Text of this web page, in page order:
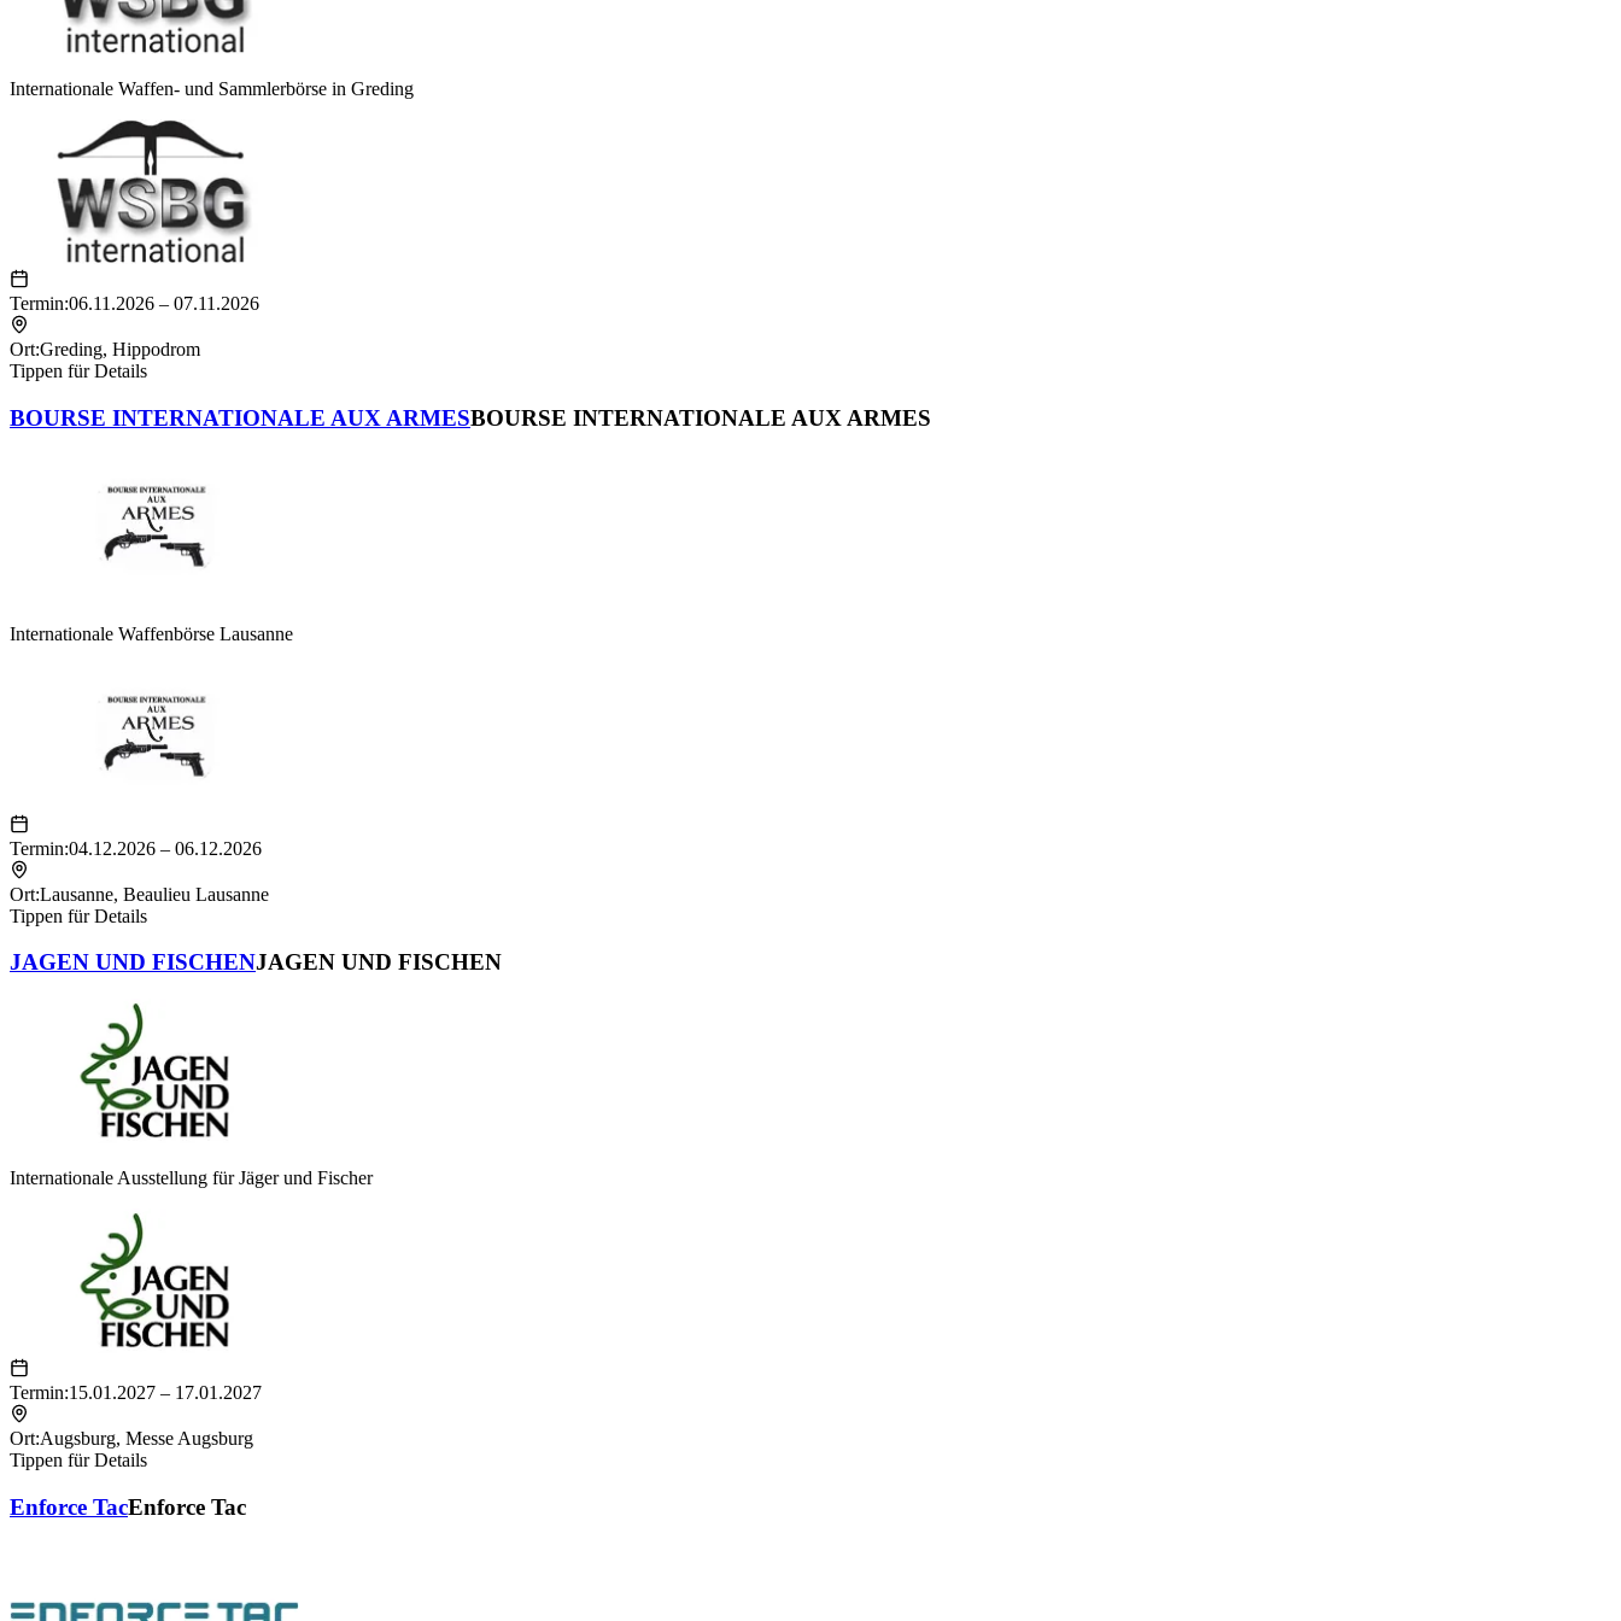
Internationale Waffen- und Sammlerbörse in Greding
Termin:06.11.2026 – 07.11.2026
Ort:Greding, Hippodrom
Tippen für Details
BOURSE INTERNATIONALE AUX ARMESBOURSE INTERNATIONALE AUX ARMES
Internationale Waffenbörse Lausanne
Termin:04.12.2026 – 06.12.2026
Ort:Lausanne, Beaulieu Lausanne
Tippen für Details
JAGEN UND FISCHENJAGEN UND FISCHEN
Internationale Ausstellung für Jäger und Fischer
Termin:15.01.2027 – 17.01.2027
Ort:Augsburg, Messe Augsburg
Tippen für Details
Enforce TacEnforce Tac